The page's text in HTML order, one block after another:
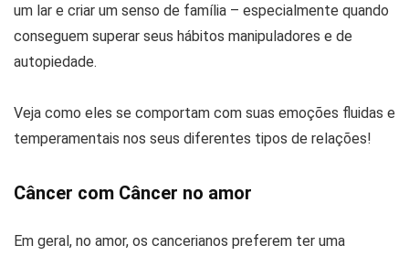
um lar e criar um senso de família – especialmente quando
conseguem superar seus hábitos manipuladores e de
autopiedade.
Veja como eles se comportam com suas emoções fluidas e
temperamentais nos seus diferentes tipos de relações!
Câncer com Câncer no amor
Em geral, no amor, os cancerianos preferem ter uma